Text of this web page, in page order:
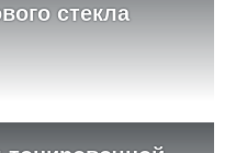
стекла